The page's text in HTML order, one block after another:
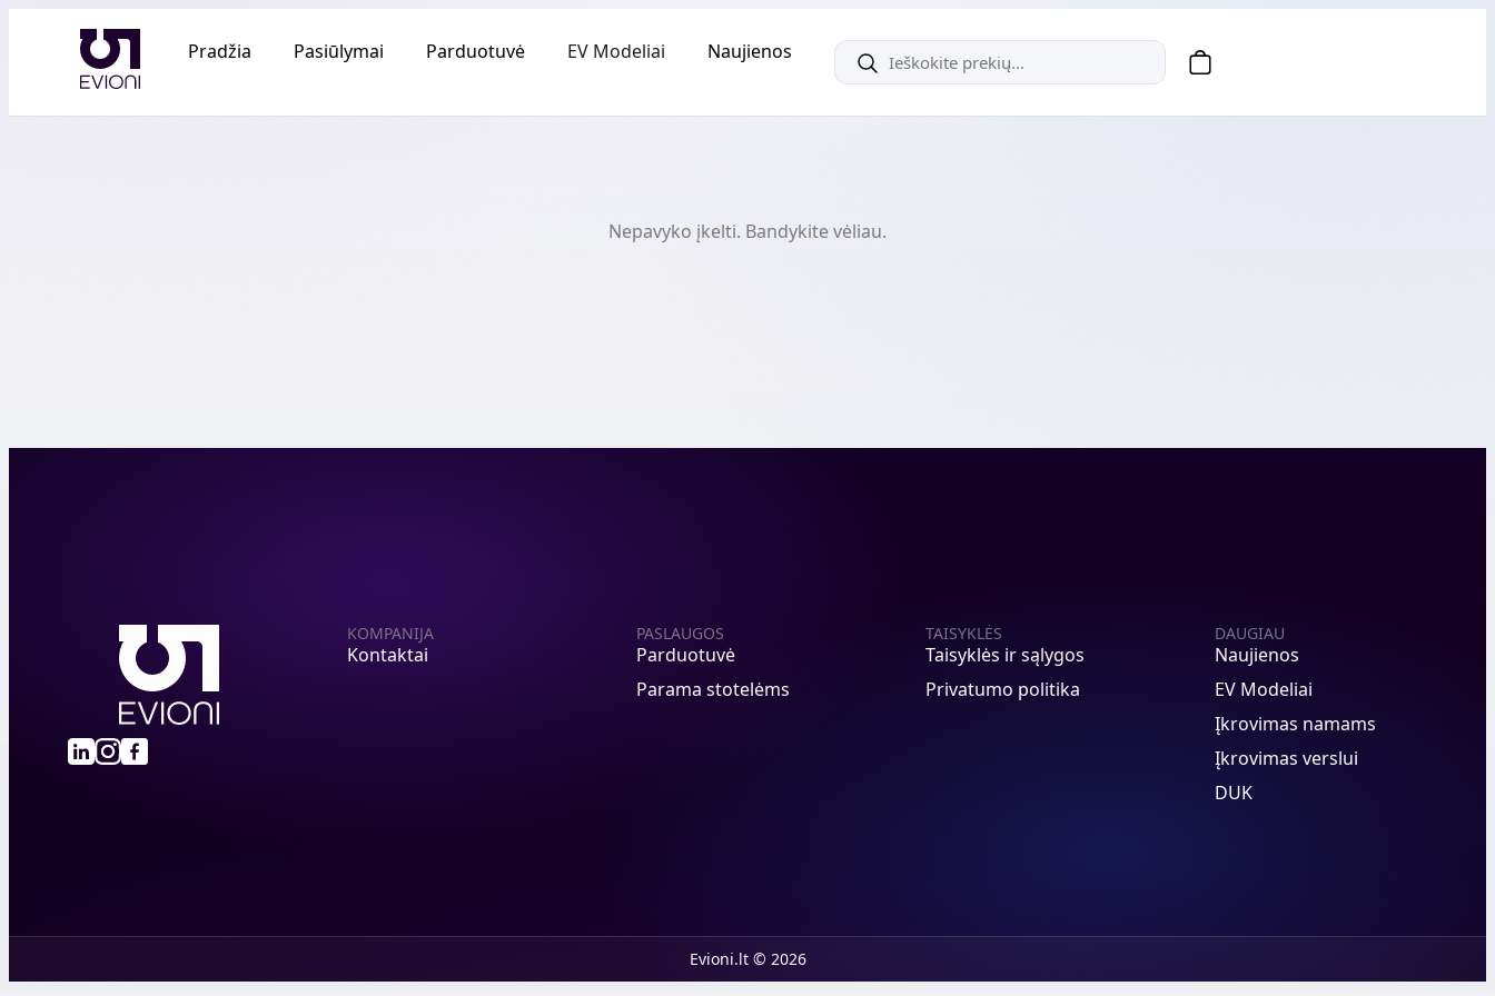
Pradžia Pasiūlymai Parduotuvė EV Modeliai Naujienos
Nepavyko įkelti. Bandykite vėliau.
KOMPANIJA
Kontaktai
PASLAUGOS
Parduotuvė
Parama stotelėms
TAISYKLĖS
Taisyklės ir sąlygos
Privatumo politika
DAUGIAU
Naujienos
EV Modeliai
Įkrovimas namams
Įkrovimas verslui
DUK
Evioni.lt © 2026